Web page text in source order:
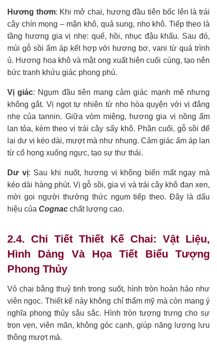
Hương thơm: Khi mở chai, hương đầu tiên bốc lên là trái
cây chín mọng – mận khô, quả sung, nho khô. Tiếp theo là
tầng hương gia vị nhẹ: quế, hồi, nhục đậu khấu. Sau đó,
mùi gỗ sồi ấm áp kết hợp với hương bơ, vani từ quá trình
ủ. Hương hoa khô và mật ong xuất hiện cuối cùng, tạo nên
bức tranh khứu giác phong phú.
Vị giác: Ngụm đầu tiên mang cảm giác mạnh mẽ nhưng
không gắt. Vị ngọt tự nhiên từ nho hòa quyện với vị đắng
nhẹ của tannin. Giữa vòm miệng, hương gia vị nồng ấm
lan tỏa, kèm theo vị trái cây sấy khô. Phần cuối, gỗ sồi để
lại dư vị kéo dài, mượt mà như nhung. Cảm giác ấm áp lan
từ cổ họng xuống ngực, tạo sự thư thái.
Dư vị: Sau khi nuốt, hương vị không biến mất ngay mà
kéo dài hàng phút. Vị gỗ sồi, gia vị và trái cây khô đan xen,
mời gọi người thưởng thức ngụm tiếp theo. Đây là dấu
hiệu của Cognac chất lượng cao.
2.4. Chi Tiết Thiết Kế Chai: Vật Liệu,
Hình Dáng Và Họa Tiết Biểu Tượng
Phong Thủy
Vỏ chai bằng thuỷ tinh trong suốt, hình tròn hoàn hảo như
viên ngọc. Thiết kế này không chỉ thẩm mỹ mà còn mang ý
nghĩa phong thủy sâu sắc. Hình tròn tượng trưng cho sự
trọn vẹn, viên mãn, không góc cạnh, giúp năng lượng lưu
thông mượt mà.